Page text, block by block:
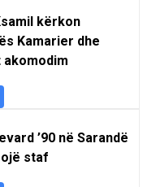
kërkon
Kamarier dhe
’90 në Sarandë
staf